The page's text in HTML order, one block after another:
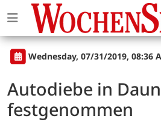
Wednesday, 07/31/2019, 08:36
Autodiebe in Daun
festgenommen